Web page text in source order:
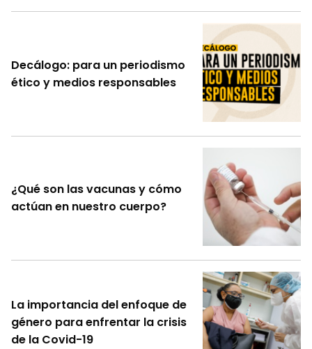
Decálogo: para un periodismo
ético y medios responsables
¿Qué son las vacunas y cómo
actúan en nuestro cuerpo?
La importancia del enfoque de
género para enfrentar la crisis
de la Covid-19